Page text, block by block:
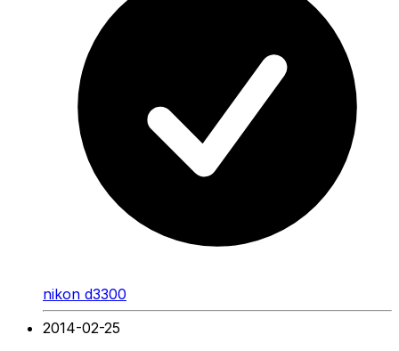
nikon d3300
2014-02-25